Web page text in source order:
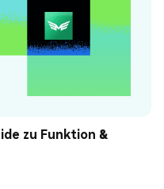
zu Funktion &